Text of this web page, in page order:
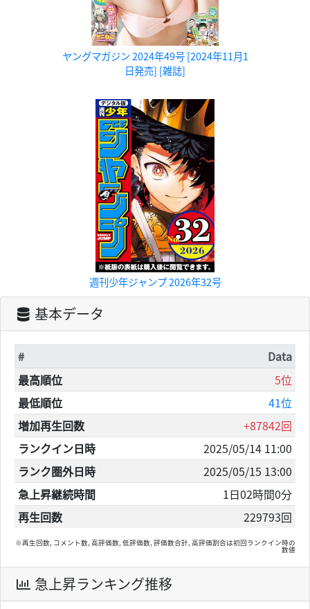
ヤングマガジン 2024年49号 [2024年11月1
日発売] [雑誌]
週刊少年ジャンプ 2026年32号
基本データ
#
Data
最高順位
5位
最低順位
41位
増加再生回数
+87842回
ランクイン日時
2025/05/14 11:00
ランク圏外日時
2025/05/15 13:00
急上昇継続時間
1日02時間0分
再生回数
229793回
※再生回数, コメント数, 高評価数, 低評価数, 評価数合計, 高評価割合は初回ランクイン時の
数値
急上昇ランキング推移